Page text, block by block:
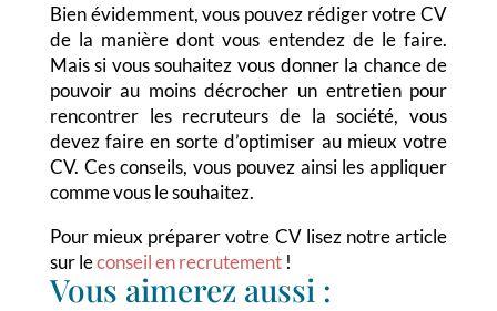
Bien évidemment, vous pouvez rédiger votre CV
de la manière dont vous entendez de le faire.
Mais si vous souhaitez vous donner la chance de
pouvoir au moins décrocher un entretien pour
rencontrer les recruteurs de la société, vous
devez faire en sorte d’optimiser au mieux votre
CV. Ces conseils, vous pouvez ainsi les appliquer
comme vous le souhaitez.
Pour mieux préparer votre CV lisez notre article
sur leconseil en recrutement!
Vous aimerez aussi :